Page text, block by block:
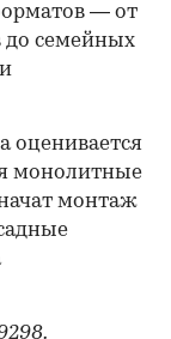
— от
до семейных
оценивается
монолитные
монтаж